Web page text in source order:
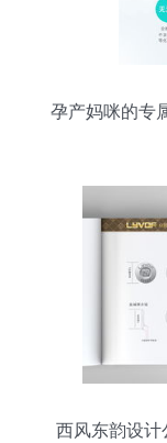
孕产妈咪的专
西风东韵设计